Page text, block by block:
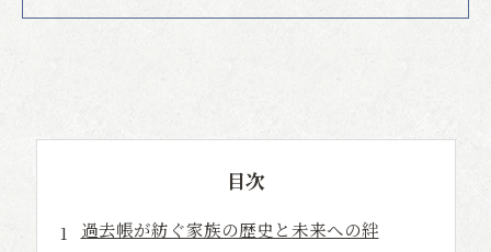
目次
過去帳が紡ぐ家族の歴史と未来への絆